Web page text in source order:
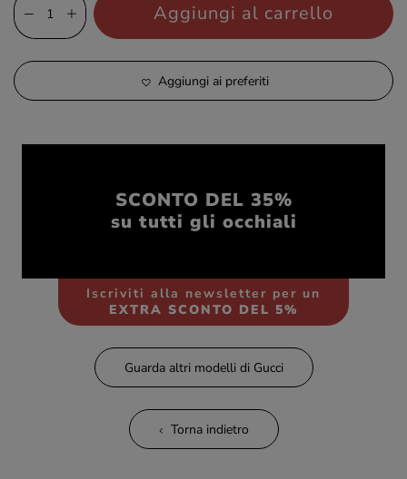
Aggiungi al carrello
Aggiungi ai preferiti
SCONTO DEL 35%
su tutti gli occhiali
Iscriviti alla newsletter per un
EXTRA SCONTO DEL 5%
Guarda altri modelli di Gucci
Torna indietro